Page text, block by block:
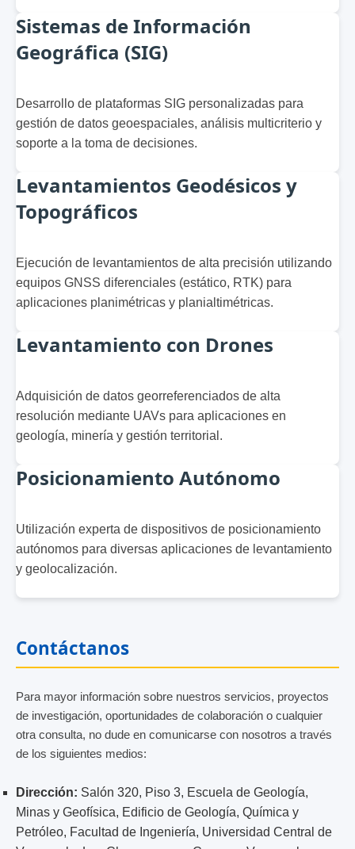
Sistemas de Información
Geográfica (SIG)
Desarrollo de plataformas SIG personalizadas para
gestión de datos geoespaciales, análisis multicriterio y
soporte a la toma de decisiones.
Levantamientos Geodésicos y
Topográficos
Ejecución de levantamientos de alta precisión utilizando
equipos GNSS diferenciales (estático, RTK) para
aplicaciones planimétricas y planialtimétricas.
Levantamiento con Drones
Adquisición de datos georreferenciados de alta
resolución mediante UAVs para aplicaciones en
geología, minería y gestión territorial.
Posicionamiento Autónomo
Utilización experta de dispositivos de posicionamiento
autónomos para diversas aplicaciones de levantamiento
y geolocalización.
Contáctanos
Para mayor información sobre nuestros servicios, proyectos
de investigación, oportunidades de colaboración o cualquier
otra consulta, no dude en comunicarse con nosotros a través
de los siguientes medios:
Dirección: Salón 320, Piso 3, Escuela de Geología,
Minas y Geofísica, Edificio de Geología, Química y
Petróleo, Facultad de Ingeniería, Universidad Central de